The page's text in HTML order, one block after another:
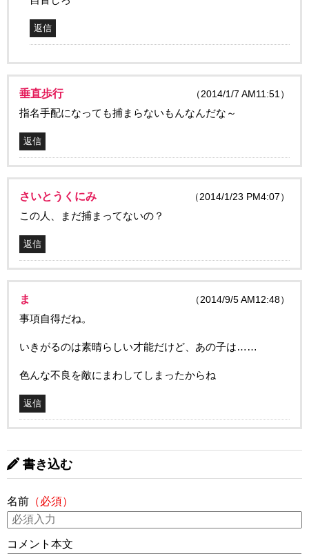
返信
垂直歩行 （2014/1/7 AM11:51）
指名手配になっても捕まらないもんなんだな～
返信
さいとうくにみ （2014/1/23 PM4:07）
この人、まだ捕まってないの？
返信
ま （2014/9/5 AM12:48）
事項自得だね。
いきがるのは素晴らしい才能だけど、あの子は……
色んな不良を敵にまわしてしまったからね
返信
書き込む
名前 （必須）
コメント本文